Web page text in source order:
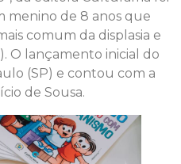
menino de 8 anos que
comum da displasia e
O lançamento inicial do
(SP) e contou com a
de Sousa.